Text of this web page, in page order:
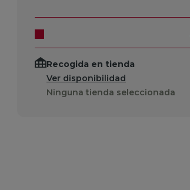
Recogida en tienda
Ver disponibilidad
Ninguna tienda seleccionada